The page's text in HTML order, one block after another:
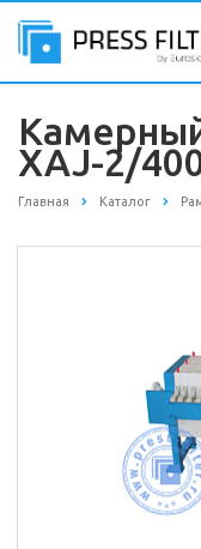
XAJ-2/
Главная Каталог